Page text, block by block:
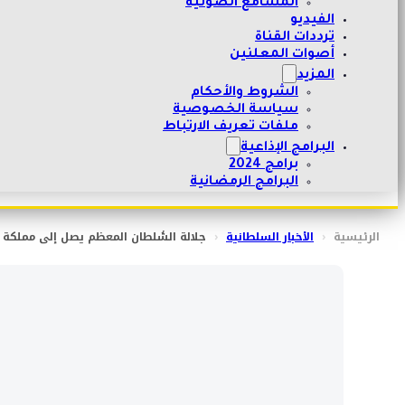
المسامع الصوتية
الفيديو
ترددات القناة
أصوات المعلنين
المزيد
الشروط والأحكام
سياسة الخصوصية
ملفات تعريف الارتباط
البرامج الإذاعية
برامج 2024
البرامج الرمضانية
الرئيسية ‹ الأخبار السلطانية ‹ جلالة السُّلطان المعظم يصل إلى مملكة